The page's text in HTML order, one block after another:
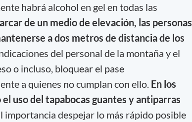
habrá alcohol en gel en todas las
de un medio de elevación, las personas
a dos metros de distancia de los
del personal de la montaña y el
o incluso, bloquear el pase
a quienes no cumplan con ello. En los
uso del tapabocas guantes y antiparras
importancia despejar lo más rápido posible